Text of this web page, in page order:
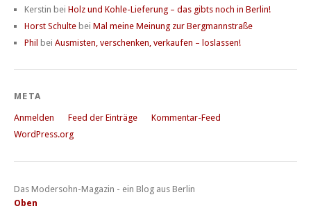
Kerstin bei Holz und Kohle-Lieferung – das gibts noch in Berlin!
Horst Schulte bei Mal meine Meinung zur Bergmannstraße
Phil bei Ausmisten, verschenken, verkaufen – loslassen!
META
Anmelden Feed der Einträge
Kommentar-Feed
WordPress.org
Das Modersohn-Magazin - ein Blog aus Berlin
Oben